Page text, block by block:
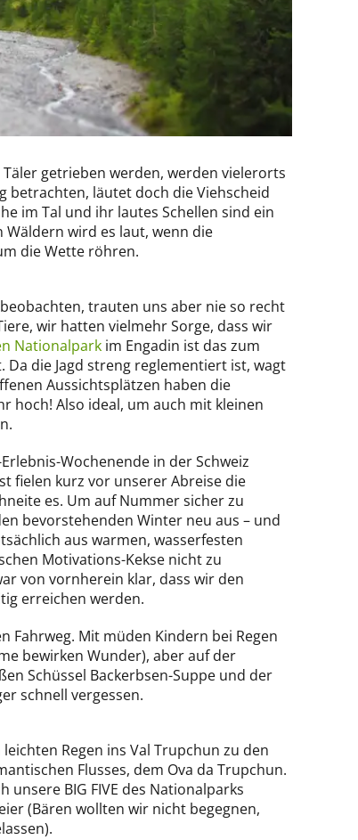
getrieben werden, werden vielerorts
betrachten, läutet doch die Viehscheid
im Tal und ihr lautes Schellen sind ein
wird es laut, wenn die
die Wette röhren.
trauten uns aber nie so recht
wir hatten vielmehr Sorge, dass wir
Nationalpark im Engadin ist das zum
die Jagd streng reglementiert ist, wagt
Aussichtsplätzen haben die
hoch! Also ideal, um auch mit kleinen
Wochenende in der Schweiz
fielen kurz vor unserer Abreise die
es. Um auf Nummer sicher zu
bevorstehenden Winter neu aus – und
aus warmen, wasserfesten
Motivations-Kekse nicht zu
von vornherein klar, dass wir den
erreichen werden.
Fahrweg. Mit müden Kindern bei Regen
bewirken Wunder), aber auf der
Schüssel Backerbsen-Suppe und der
schnell vergessen.
Regen ins Val Trupchun zu den
Flusses, dem Ova da Trupchun.
BIG FIVE des Nationalparks
(Bären wollten wir nicht begegnen,